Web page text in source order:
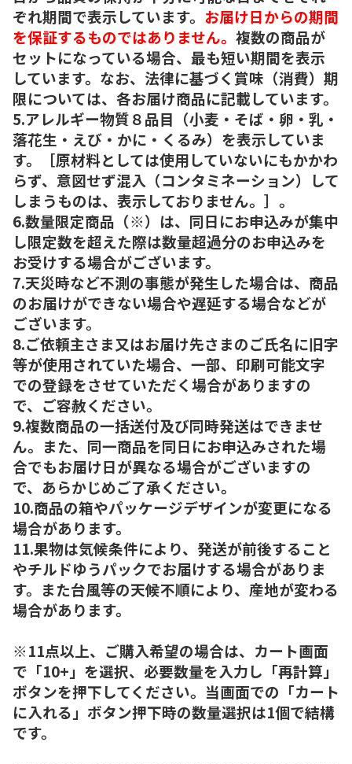
ぞれ期間で表示しています。 お届け日からの期間
を保証するものではありません。 複数の商品が
セットになっている場合、最も短い期間を表示
しています。なお、法律に基づく賞味（消費）期
限については、各お届け商品に記載しています。
5.アレルギー物質８品目（小麦・そば・卵・乳・
落花生・えび・かに・くるみ）を表示していま
す。［原材料としては使用していないにもかかわ
らず、意図せず混入（コンタミネーション）して
しまうものは、表示しておりません。］。
6.数量限定商品（※）は、同日にお申込みが集中
し限定数を超えた際は数量超過分のお申込みを
お受けする場合がございます。
7.天災時など不測の事態が発生した場合は、商品
のお届けができない場合や遅延する場合などが
ございます。
8.ご依頼主さま又はお届け先さまのご氏名に旧字
等が使用されていた場合、一部、印刷可能文字
での登録をさせていただく場合がありますの
で、ご容赦ください。
9.複数商品の一括送付及び同時発送はできませ
ん。また、同一商品を同日にお申込みされた場
合でもお届け日が異なる場合がございますの
で、あらかじめご了承ください。
10.商品の箱やパッケージデザインが変更になる
場合があります。
11.果物は気候条件により、発送が前後すること
やチルドゆうパックでお届けする場合がありま
す。また台風等の天候不順により、産地が変わる
場合があります。
※11点以上、ご購入希望の場合は、カート画面
で「10+」を選択、必要数量を入力し「再計算」
ボタンを押下してください。当画面での「カート
に入れる」ボタン押下時の数量選択は1個で結構
です。